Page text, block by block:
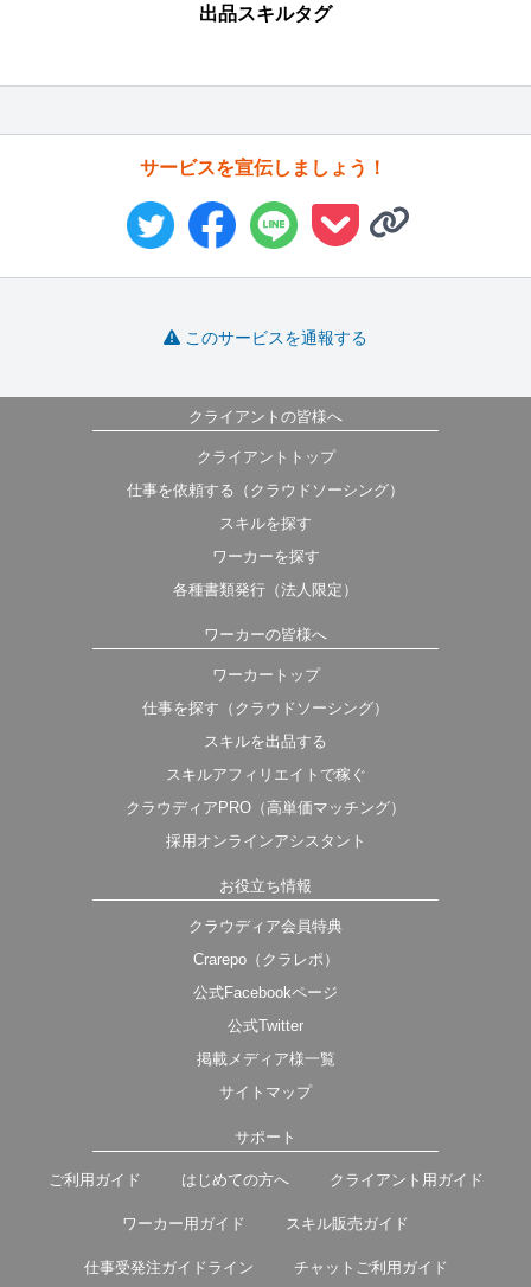
出品スキルタグ
サービスを宣伝しましょう！
このサービスを通報する
クライアントの皆様へ
クライアントトップ
仕事を依頼する（クラウドソーシング）
スキルを探す
ワーカーを探す
各種書類発行（法人限定）
ワーカーの皆様へ
ワーカートップ
仕事を探す（クラウドソーシング）
スキルを出品する
スキルアフィリエイトで稼ぐ
クラウディアPRO（高単価マッチング）
採用オンラインアシスタント
お役立ち情報
クラウディア会員特典
Crarepo（クラレポ）
公式Facebookページ
公式Twitter
掲載メディア様一覧
サイトマップ
サポート
ご利用ガイド はじめての方へ クライアント用ガイド
ワーカー用ガイド スキル販売ガイド
仕事受発注ガイドライン チャットご利用ガイド